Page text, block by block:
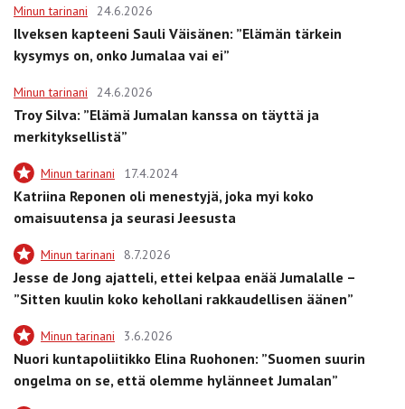
Minun tarinani 24.6.2026
Ilveksen kapteeni Sauli Väisänen: ”Elämän tärkein
kysymys on, onko Jumalaa vai ei”
Minun tarinani 24.6.2026
Troy Silva: ”Elämä Jumalan kanssa on täyttä ja
merkityksellistä”
Minun tarinani 17.4.2024
Katriina Reponen oli menestyjä, joka myi koko
omaisuutensa ja seurasi Jeesusta
Minun tarinani 8.7.2026
Jesse de Jong ajatteli, ettei kelpaa enää Jumalalle –
”Sitten kuulin koko kehollani rakkaudellisen äänen”
Minun tarinani 3.6.2026
Nuori kuntapoliitikko Elina Ruohonen: ”Suomen suurin
ongelma on se, että olemme hylänneet Jumalan”